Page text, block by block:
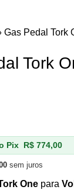
Gas Pedal Tork
Tork
Pix R$774,00
sem juros
One para